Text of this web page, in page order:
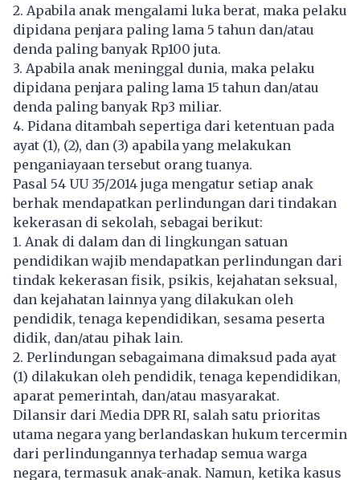
2. Apabila anak mengalami luka berat, maka pelaku
dipidana penjara paling lama 5 tahun dan/atau
denda paling banyak Rp100 juta.
3. Apabila anak meninggal dunia, maka pelaku
dipidana penjara paling lama 15 tahun dan/atau
denda paling banyak Rp3 miliar.
4. Pidana ditambah sepertiga dari ketentuan pada
ayat (1), (2), dan (3) apabila yang melakukan
penganiayaan tersebut orang tuanya.
Pasal 54 UU 35/2014 juga mengatur setiap anak
berhak mendapatkan perlindungan dari tindakan
kekerasan di sekolah, sebagai berikut:
1. Anak di dalam dan di lingkungan satuan
pendidikan wajib mendapatkan perlindungan dari
tindak kekerasan fisik, psikis, kejahatan seksual,
dan kejahatan lainnya yang dilakukan oleh
pendidik, tenaga kependidikan, sesama peserta
didik, dan/atau pihak lain.
2. Perlindungan sebagaimana dimaksud pada ayat
(1) dilakukan oleh pendidik, tenaga kependidikan,
aparat pemerintah, dan/atau masyarakat.
Dilansir dari Media DPR RI, salah satu prioritas
utama negara yang berlandaskan hukum tercermin
dari perlindungannya terhadap semua warga
negara, termasuk anak-anak. Namun, ketika kasus